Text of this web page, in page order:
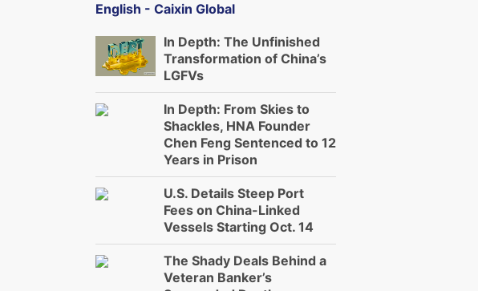
English - Caixin Global
In Depth: The Unfinished
Transformation of China’s
LGFVs
In Depth: From Skies to
Shackles, HNA Founder
Chen Feng Sentenced to 12
Years in Prison
U.S. Details Steep Port
Fees on China-Linked
Vessels Starting Oct. 14
The Shady Deals Behind a
Veteran Banker’s